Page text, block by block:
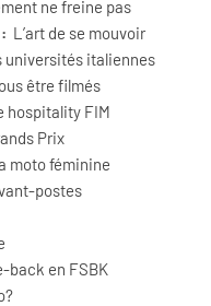
ne freine pas
L’art de se mouvoir
universités italiennes
être filmés
hospitality FIM
Prix
moto féminine
postes
back en FSBK